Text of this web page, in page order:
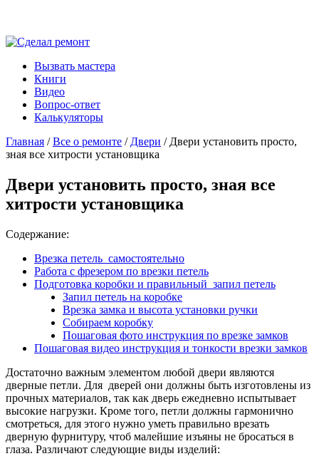
Вызвать мастера
Книги
Видео
Вопрос-ответ
Калькуляторы
Главная /Все о ремонте / Двери / Двери установить просто,
зная все хитрости установщика
Двери установить просто, зная все
хитрости установщика
Содержание:
Врезка петель самостоятельно
Работа с фрезером по врезки петель
Подготовка коробки и правильный запил петель
Запил петель на коробке
Врезка замка и высота установки ручки
Собираем коробку
Пошаговая фото инструкция по врезке замков
Пошаговая видео инструкция и тонкости врезки замков
Достаточно важным элементом любой двери являются
дверные петли. Для дверей они должны быть изготовлены из
прочных материалов, так как дверь ежедневно испытывает
высокие нагрузки. Кроме того, петли должны гармонично
смотреться, для этого нужно уметь правильно врезать
дверную фурнитуру, чтоб малейшие изъяны не бросаться в
глаза. Различают следующие виды изделий: